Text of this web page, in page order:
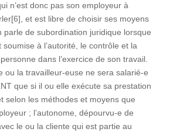
n’est donc pas son employeur à
et est libre de choisir ses moyens
parle de subordination juridique lorsque
soumise à l’autorité, le contrôle et la
dans l’exercice de son travail.
ou la travailleur-euse ne sera salarié-e
que si il ou elle exécute sa prestation
selon les méthodes et moyens que
; l’autonome, dépourvu-e de
le ou la cliente qui est partie au